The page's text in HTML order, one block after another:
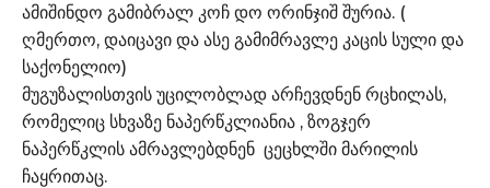
ამიშინდო გამიბრალ კოჩ დო ორინჯიშ შურია. (
ღმერთო, დაიცავი და ასე გამიმრავლე კაცის სული და
საქონელიო)
მუგუზალისთვის უცილობლად არჩევდნენ რცხილას,
რომელიც სხვაზე ნაპერწკლიანია , ზოგჯერ
ნაპერწკლის ამრავლებდნენ ცეცხლში მარილის
ჩაყრითაც.